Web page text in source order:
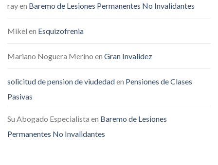
rayen Baremo de Lesiones Permanentes No Invalidantes
Mikel en Esquizofrenia
Mariano Noguera Merino en Gran Invalidez
solicitud de pension de viudedaden Pensiones de Clases
Pasivas
Su Abogado Especialista en Baremo de Lesiones
Permanentes No Invalidantes